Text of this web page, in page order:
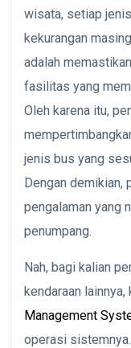
wisata, setiap
kekurangan
adalah
fasilitas yang
Oleh karena itu,
jenis bus yang
Dengan demikian,
pengalaman yang
penumpang.
Nah, bagi kalian
kendaraan
Management
operasi